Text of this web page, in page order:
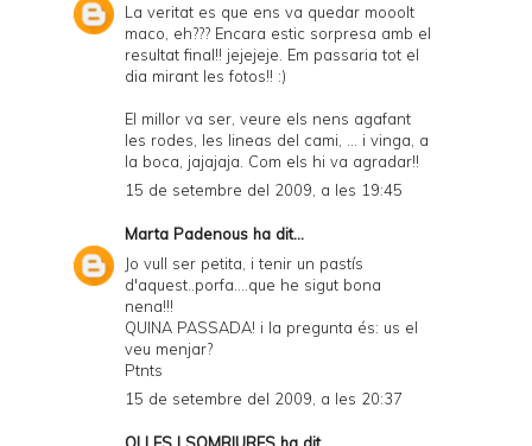
La veritat es que ens va quedar mooolt
maco, eh??? Encara estic sorpresa amb el
resultat final!! jejejeje. Em passaria tot el
dia mirant les fotos!! :)
El millor va ser, veure els nens agafant
les rodes, les lineas del cami, ... i vinga, a
la boca, jajajaja. Com els hi va agradar!!
15 de setembre del 2009, a les 19:45
Marta Padenous ha dit...
Jo vull ser petita, i tenir un pastís
d'aquest..porfa....que he sigut bona
nena!!!
QUINA PASSADA! i la pregunta és: us el
veu menjar?
Ptnts
15 de setembre del 2009, a les 20:37